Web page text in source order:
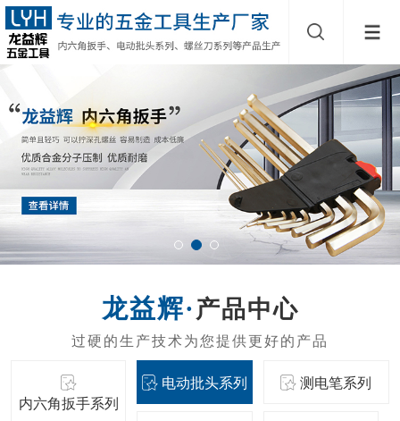
产品中心
内六角扳手系列
电动批头系列 测电笔系列